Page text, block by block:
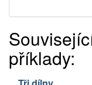
příklady: